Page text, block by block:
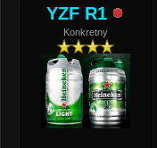
YZF R1
Konkretny